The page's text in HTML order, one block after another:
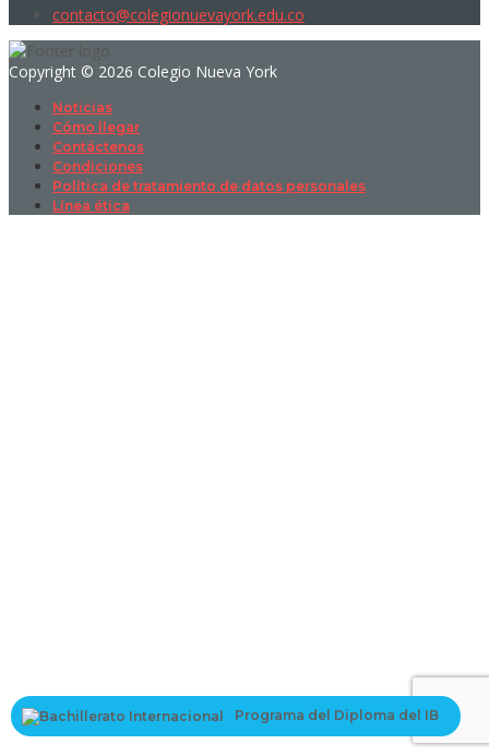
Programa del Diploma del IB
contacto@colegionuevayork.edu.co
Copyright © 2026 Colegio Nueva York
Noticias
Cómo llegar
Contáctenos
Condiciones
Política de tratamiento de datos personales
Línea ética
We'll send you an email as soon as your
application is approved.Go to Profile
No account?RegistroSign In
¿Has olvidado tu contraseña?